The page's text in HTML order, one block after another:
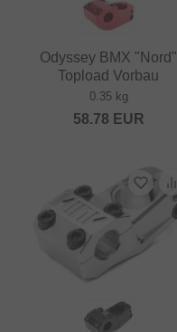
Odyssey BMX "Nord"
Topload Vorbau
0.35 kg
58.78 EUR